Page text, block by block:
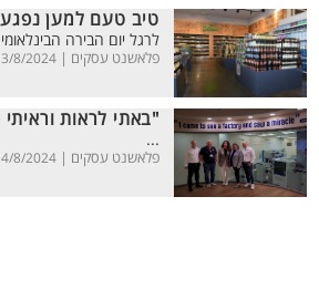
טיב טעם למען
לרגל יום הבירה
פלאשנט עסקים | 8/2024
"באתי לראות
...
פלאשנט עסקים | 4/8/2024